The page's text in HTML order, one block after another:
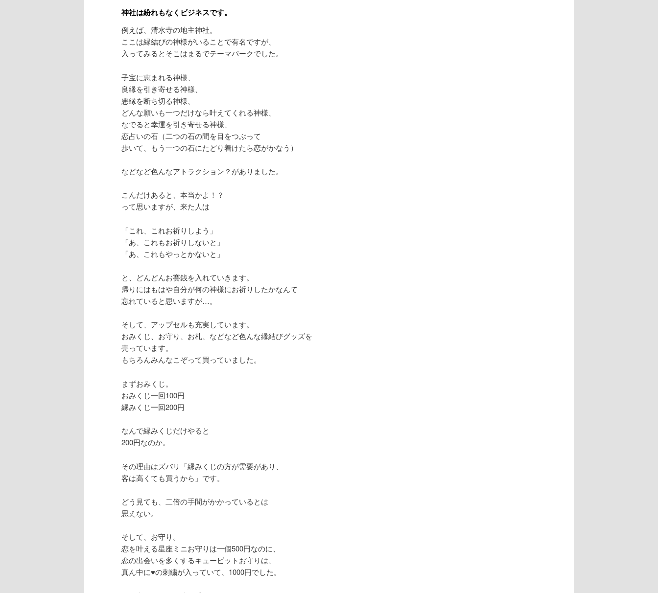
神社は紛れもなくビジネスです。
例えば、清水寺の地主神社。
ここは縁結びの神様がいることで有名ですが、
入ってみるとそこはまるでテーマパークでした。
子宝に恵まれる神様、
良縁を引き寄せる神様、
悪縁を断ち切る神様、
どんな願いも一つだけなら叶えてくれる神様、
なでると幸運を引き寄せる神様、
恋占いの石（二つの石の間を目をつぶって
歩いて、もう一つの石にたどり着けたら恋がかなう）
などなど色んなアトラクション？がありました。
こんだけあると、本当かよ！？
って思いますが、来た人は
「これ、これお祈りしよう」
「あ、これもお祈りしないと」
「あ、これもやっとかないと」
と、どんどんお賽銭を入れていきます。
帰りにはもはや自分が何の神様にお祈りしたかなんて
忘れていると思いますが…。
そして、アップセルも充実しています。
おみくじ、お守り、お札、などなど色んな縁結びグッズを
売っています。
もちろんみんなこぞって買っていました。
まずおみくじ。
おみくじ一回100円
縁みくじ一回200円
なんで縁みくじだけやると
200円なのか。
その理由はズバリ「縁みくじの方が需要があり、
客は高くても買うから」です。
どう見ても、二倍の手間がかかっているとは
思えない。
そして、お守り。
恋を叶える星座ミニお守りは一個500円なのに、
恋の出会いを多くするキューピットお守りは、
真ん中に♥の刺繍が入っていて、1000円でした。